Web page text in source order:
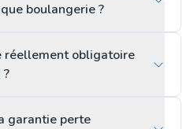
boulangerie ?
réellement obligatoire
garantie perte